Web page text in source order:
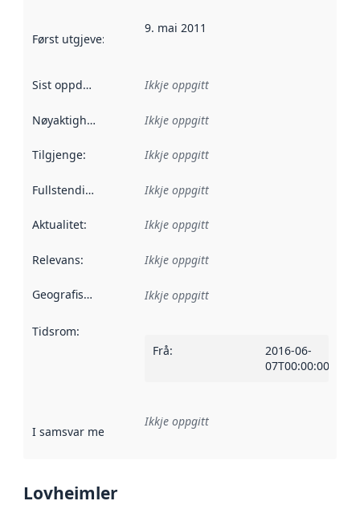
Først utgjeve:
9. mai 2011
Sist oppdatert Ikkje oppgitt
Nøyaktigheit Ikkje oppgitt
Tilgjenge: Ikkje oppgitt
Fullstendigheit Ikkje oppgitt
Aktualitet: Ikkje oppgitt
Relevans: Ikkje oppgitt
Geografisk område Ikkje oppgitt
Tidsrom:
Frå:
2016-06-
07T00:00:00Z
I samsvar med Referanse til ei implementeringsregel eller
Ikkje oppgitt
Lovheimler